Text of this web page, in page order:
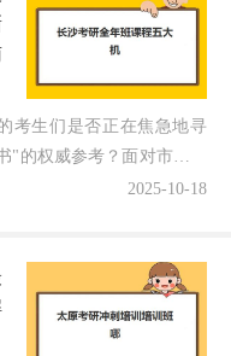
考生们是否正在焦急地寻
"的权威参考？面对市场上
既期待通过系统...2025-10-18